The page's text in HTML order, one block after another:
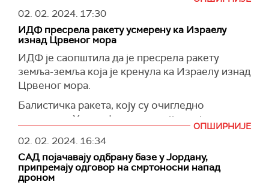
Како се наводи у Хамасовом саопштењу, у
разговору су се сложили да сваки договор са
Израелом за ослобађање талаца мора да буде
праћен потпуним прекидом борби,
повлачењем израелских снага из Газе,
окончањем блокаде, реконструкцијом појаса и
ослобађањем палестинских затвореника.
02. 02. 2024. 17:30
ИДФ пресрела ракету усмерену ка Израелу
изнад Црвеног мора
ИДФ је саопштила да је пресрела ракету
земља-земља која је кренула ка Израелу изнад
Црвеног мора.
Балистичка ракета, коју су очигледно
лансирали Хути у Јемену
најјужнијем
лату, оборена јеизнад
Црвеног мора.
(Times of israel)
ОПШИРНИЈЕ
02. 02. 2024. 16:34
САД појачавају одбрану базе у Јордану,
припремају одговор на смртоносни напад
дроном